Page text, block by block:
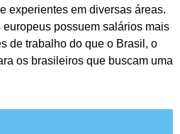
experientes em diversas áreas.
possuem salários mais
de trabalho do que o Brasil, o
os brasileiros que buscam uma